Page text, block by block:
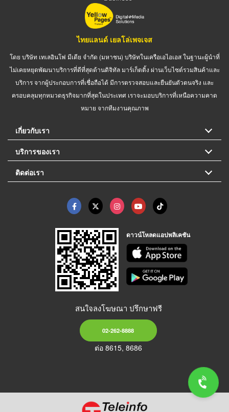
ไทยแลนด์ เยลโล่เพจเจส
โดย บริษัท เทเลอินโฟ มีเดีย จำกัด (มหาชน) บริษัทในเครือเอไอเอส ในฐานะผู้นำที่
ไม่เคยหยุดพัฒนาบริการที่ดีที่สุดด้านดิจิทัล มาร์เก็ตติ้ง ผ่านเว็บไซต์รวมสินค้าและ
บริการ จากผู้ประกอบการที่เชื่อถือได้ มีการตรวจสอบและยืนยันตัวตนจริง และ
ครอบคลุมทุกหมวดธุรกิจมากที่สุดในประเทศ เราจะมอบบริการที่เหนือความคาด
หมาย จากทีมงานคุณภาพ
เกี่ยวกับเรา
บริการของเรา
ติดต่อเรา
ดาวน์โหลดแอปพลิเคชัน
สนใจลงโฆษณา ปรึกษาฟรี
02-262-8888
ต่อ 8615, 8686